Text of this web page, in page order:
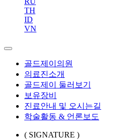
TH
ID
VN
골드제이의원
의료진소개
골드제이 둘러보기
보유장비
진료안내 및 오시는길
학술활동 & 언론보도
( SIGNATURE )